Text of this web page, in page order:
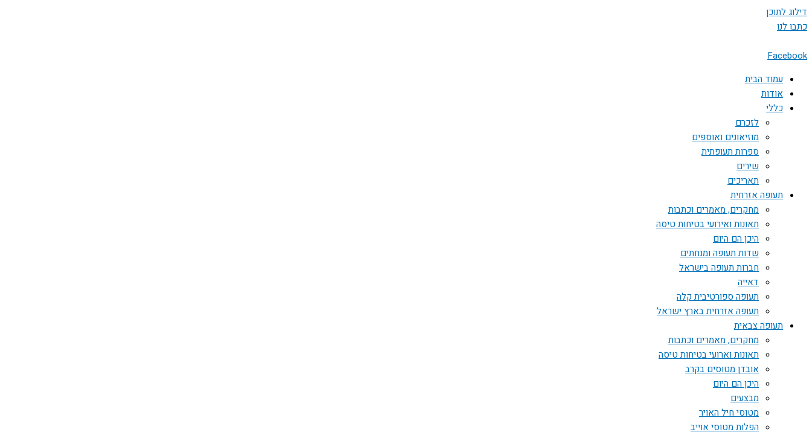
דילוג לתוכן
כתבו לנו
Facebook
עמוד הבית
אודות
כללי
לזכרם
מוזיאונים ואוספים
ספרות תעופתית
שירים
תאריכים
תעופה אזרחית
מחקרים, מאמרים וכתבות
תאונות ואירועי בטיחות טיסה
היכן הם היום
שדות תעופה ומנחתים
חברות תעופה בישראל
דאייה
תעופה ספורטיבית קלה
תעופה אזרחית בארץ ישראל
תעופה צבאית
מחקרים, מאמרים וכתבות
תאונות וארועי בטיחות טיסה
אובדן מטוסים בקרב
היכן הם היום
מבצעים
מטוסי חיל האויר
הפלות מטוסי אוייב